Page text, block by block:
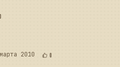
2010 0